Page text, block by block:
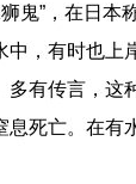
鬼”，在日本
，有时也上
有传言，这
死亡。在有